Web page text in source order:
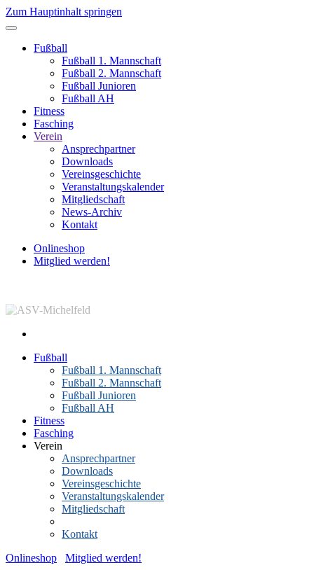
Zum Hauptinhalt springen
Fußball
Fußball 1. Mannschaft
Fußball 2. Mannschaft
Fußball Junioren
Fußball AH
Fitness
Fasching
Verein
Ansprechpartner
Downloads
Vereinsgeschichte
Veranstaltungskalender
Mitgliedschaft
News-Archiv
Kontakt
Onlineshop
Mitglied werden!
Fußball
Fußball 1. Mannschaft
Fußball 2. Mannschaft
Fußball Junioren
Fußball AH
Fitness
Fasching
Verein
Ansprechpartner
Downloads
Vereinsgeschichte
Veranstaltungskalender
Mitgliedschaft
Kontakt
Onlineshop
Mitglied werden!